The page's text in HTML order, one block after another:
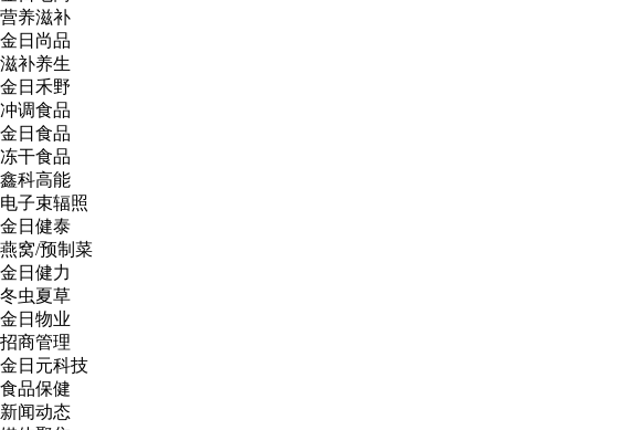
营养滋补
金日尚品
滋补养生
金日禾野
冲调食品
金日食品
冻干食品
鑫科高能
电子束辐照
金日健泰
燕窝/预制菜
金日健力
冬虫夏草
金日物业
招商管理
金日元科技
食品保健
新闻动态